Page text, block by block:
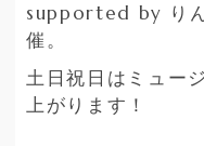
supported by り
催。
土日祝日はミュー
上がります！